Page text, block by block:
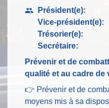
people
Président(e):
Vice-président(e):
Trésorier(e):
Secrétaire:
Prévenir et de
qualité et au cadre de
👉 Prévenir et de
moyens mis à sa